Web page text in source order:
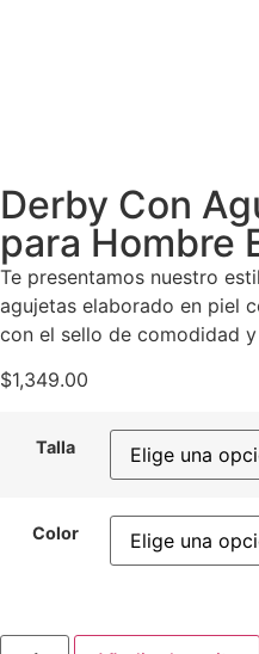
Derby Con
para Hombre
Te presentamos nuestro
agujetas elaborado en piel
con el sello de comodidad
$1,349.00
Talla
Color